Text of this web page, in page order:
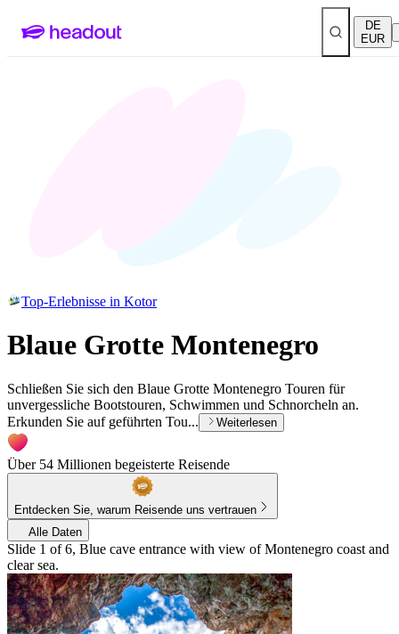
DE
EUR
Top-Erlebnisse in Kotor
Blaue Grotte Montenegro
Schließen Sie sich den Blaue Grotte Montenegro Touren für
unvergessliche Bootstouren, Schwimmen und Schnorcheln an.
Erkunden Sie auf geführten Tou...
Weiterlesen
Über 54 Millionen begeisterte Reisende
Entdecken Sie, warum Reisende uns vertrauen
Alle Daten
Slide 1 of 6, Blue cave entrance with view of Montenegro coast and
clear sea.